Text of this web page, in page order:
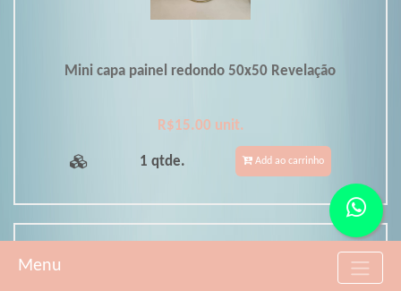
Menu
Mini capa painel redondo 50x50 Revelação
R$15.00 unit.
1 qtde. Add ao carrinho